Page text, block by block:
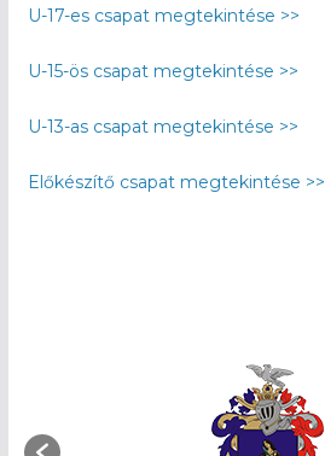
U-17-es csapat megtekintése >>
U-15-ös csapat megtekintése >>
U-13-as csapat megtekintése >>
Előkészítő csapat megtekintése >>